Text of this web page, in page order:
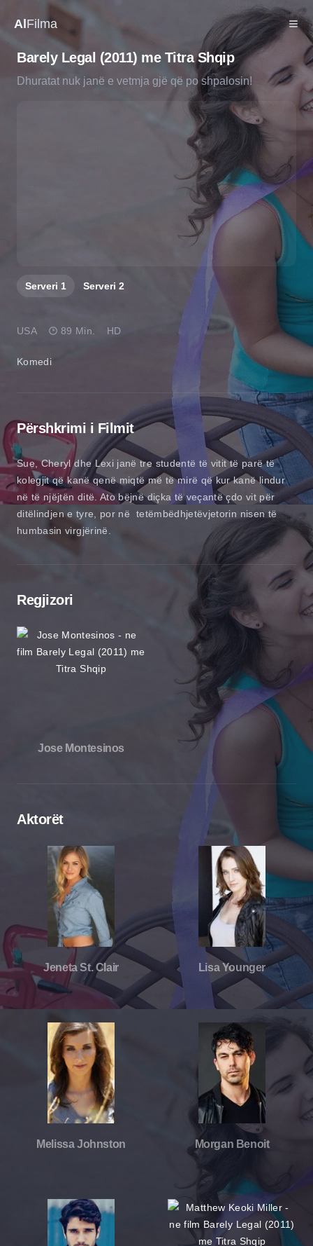
Al Filma
Barely Legal (2011) me Titra Shqip
Dhuratat nuk janë e vetmja gjë që po shpalosin!
Serveri 1 Serveri 2
Komedi
USA 89 Min. HD
Përshkrimi i Filmit
Sue, Cheryl dhe Lexi janë tre studentë të vitit të parë të
kolegjit që kanë qenë miqtë më të mirë që kur kanë lindur
në të njëjtën ditë. Ato bëjnë diçka të veçantë çdo vit për
ditëlindjen e tyre, por në tetëmbëdhjetëvjetorin nisen të
humbasin virgjërinë.
Regjizori
Jose Montesinos
Aktorët
Jeneta St. Clair Lisa Younger
Melissa Johnston Morgan Benoit